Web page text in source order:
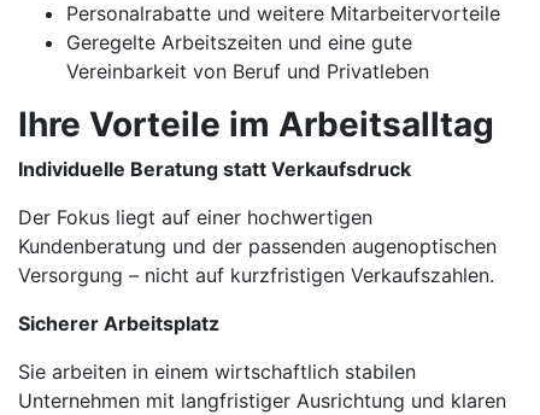
Personalrabatte und weitere Mitarbeitervorteile
Geregelte Arbeitszeiten und eine gute
Vereinbarkeit von Beruf und Privatleben
Ihre Vorteile im Arbeitsalltag
Individuelle Beratung statt Verkaufsdruck
Der Fokus liegt auf einer hochwertigen
Kundenberatung und der passenden augenoptischen
Versorgung – nicht auf kurzfristigen Verkaufszahlen.
Sicherer Arbeitsplatz
Sie arbeiten in einem wirtschaftlich stabilen
Unternehmen mit langfristiger Ausrichtung und klaren